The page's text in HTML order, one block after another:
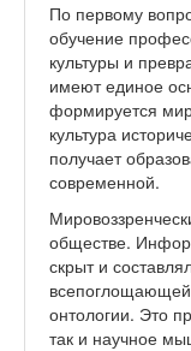
По первому
обучение
культуры и
имеют единое
формируется
культура
получает
современной.
обществе.
скрыт и
всепоглощающей
онтологии. Это
так и научное